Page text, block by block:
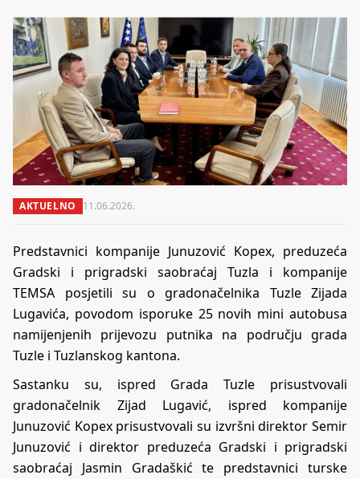
AKTUELNO 11.06.2026.
Predstavnici kompanije Junuzović Kopex, preduzeća
Gradski i prigradski saobraćaj Tuzla i kompanije
TEMSA posjetili su o gradonačelnika Tuzle Zijada
Lugavića, povodom isporuke 25 novih mini autobusa
namijenjenih prijevozu putnika na području grada
Tuzle i Tuzlanskog kantona.
Sastanku su, ispred Grada Tuzle prisustvovali
gradonačelnik Zijad Lugavić, ispred kompanije
Junuzović Kopex prisustvovali su izvršni direktor Semir
Junuzović i direktor preduzeća Gradski i prigradski
saobraćaj Jasmin Gradaškić te predstavnici turske